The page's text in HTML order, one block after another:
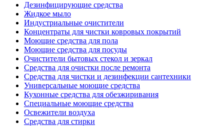
Дезинфицирующие средства
Жидкое мыло
Индустриальные очистители
Концентраты для чистки ковровых покрытий
Моющие средства для пола
Моющие средства для посуды
Очистители бытовых стекол и зеркал
Средства для очистки после ремонта
Средства для чистки и дезинфекции сантехники
Универсальные моющие средства
Кухонные средства для обезжиривания
Специальные моющие средства
Освежители воздуха
Средства для стирки